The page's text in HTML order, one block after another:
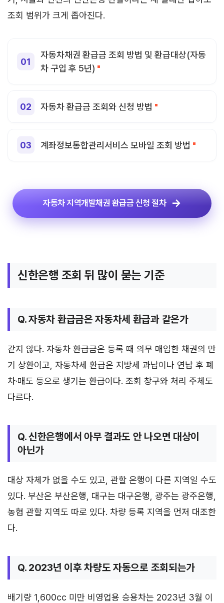
조회 범위가 크게 좁아진다.
자동차채권 환급금 조회 방법 및 환급대상(자동
차 구입 후 5년)
자동차 환급금 조회와 신청 방법
계좌정보통합관리서비스 모바일 조회 방법
자동차 지역개발채권 환급금 신청 절차
신한은행 조회 뒤 많이 묻는 기준
Q. 자동차 환급금은 자동차세 환급과 같은가
같지 않다. 자동차 환급금은 등록 때 의무 매입한 채권의 만
기 상환이고, 자동차세 환급은 지방세 과납이나 연납 후 폐
차·매도 등으로 생기는 환급이다. 조회 창구와 처리 주체도
다르다.
Q. 신한은행에서 아무 결과도 안 나오면 대상이
아닌가
대상 자체가 없을 수도 있고, 관할 은행이 다른 지역일 수도
있다. 부산은 부산은행, 대구는 대구은행, 광주는 광주은행,
농협 관할 지역도 따로 있다. 차량 등록 지역을 먼저 대조한
다.
Q. 2023년 이후 차량도 자동으로 조회되는가
배기량 1,600cc 미만 비영업용 승용차는 2023년 3월 이